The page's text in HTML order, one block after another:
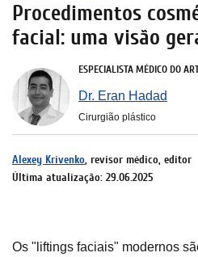
Procedimentos
facial: uma visão
ESPECIALISTA MÉDICO DO
Dr. Eran Hadad
Cirurgião plástico
Alexey Krivenko, revisor médico, editor
Última atualização: 29.06.2025
Os "liftings faciais" modernos